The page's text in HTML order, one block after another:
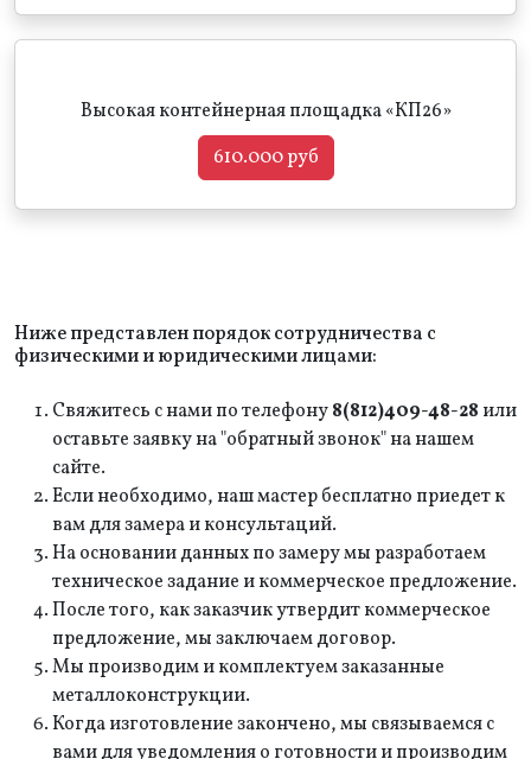
Высокая контейнерная площадка «КП26»
610.000 руб
Ниже представлен порядок сотрудничества с
физическими и юридическими лицами:
Свяжитесь с нами по телефону8(812)409-48-28 или
оставьте заявку на "обратный звонок" на нашем
сайте.
Если необходимо, наш мастер бесплатно приедет к
вам для замера и консультаций.
На основании данных по замеру мы разработаем
техническое задание и коммерческое предложение.
После того, как заказчик утвердит коммерческое
предложение, мы заключаем договор.
Мы производим и комплектуем заказанные
металлоконструкции.
Когда изготовление закончено, мы связываемся с
вами для уведомления о готовности и производим